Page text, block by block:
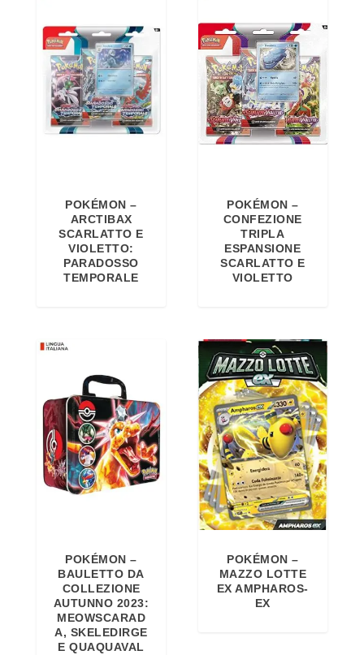
POKÉMON –
ARCTIBAX
SCARLATTO E
VIOLETTO:
PARADOSSO
TEMPORALE
POKÉMON –
CONFEZIONE
TRIPLA
ESPANSIONE
SCARLATTO E
VIOLETTO
POKÉMON –
BAULETTO DA
COLLEZIONE
AUTUNNO 2023:
MEOWSCARAD
A, SKELEDIRGE
E QUAQUAVAL
POKÉMON –
MAZZO LOTTE
EX AMPHAROS-
EX